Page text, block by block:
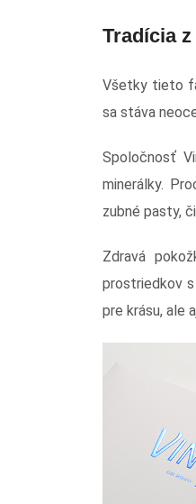
Tradícia
Všetky tieto
sa stáva
Spoločnosť
minerálky.
zubné pasty,
Zdravá
prostriedkov
pre krásu, ale